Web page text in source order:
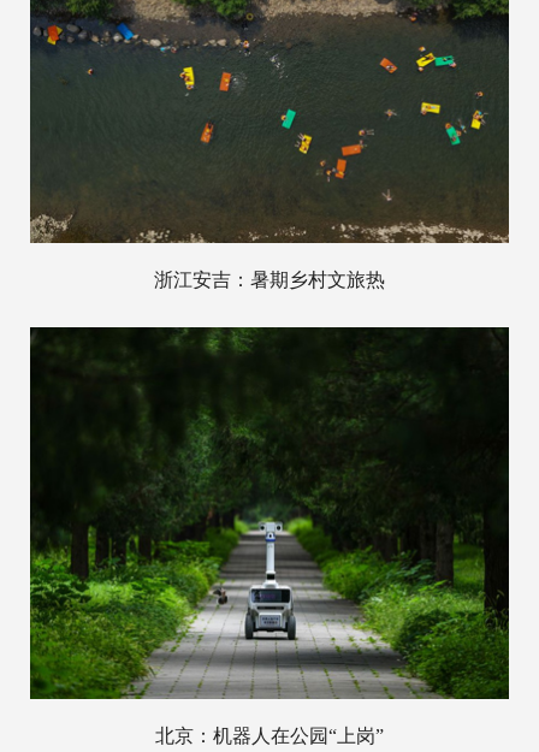
浙江安吉：暑期乡村文旅热
北京：机器人在公园“上岗”